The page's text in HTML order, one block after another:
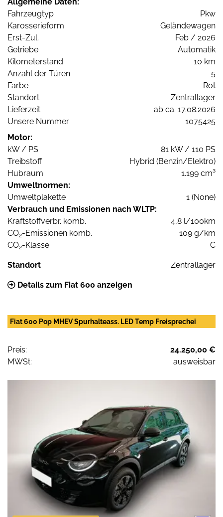
Fahrzeugtyp
Pkw
Karosserieform
Geländewagen
Erst-Zul.
Feb / 2026
Getriebe
Automatik
Kilometerstand
10 km
Anzahl der Türen
5
Farbe
Rot
Standort
Zentrallager
Lieferzeit
ab ca. 17.08.2026
Unsere Nummer
1075425
Motor:
kW / PS
81 kW / 110 PS
Treibstoff
Hybrid (Benzin/Elektro)
Hubraum
1.199 cm³
Umweltnormen:
Umweltplakette
1 (None)
Verbrauch und Emissionen nach WLTP:
Kraftstoffverbr. komb.
4,8 l/100km
CO2-Emissionen komb.
109 g/km
CO2-Klasse C
Standort Zentrallager
Details zum Fiat 600 anzeigen
Fiat 600 Pop MHEV Spurhalteass. LED Temp Freisprechei
Preis:
24.250,00 €
MWSt:
ausweisbar